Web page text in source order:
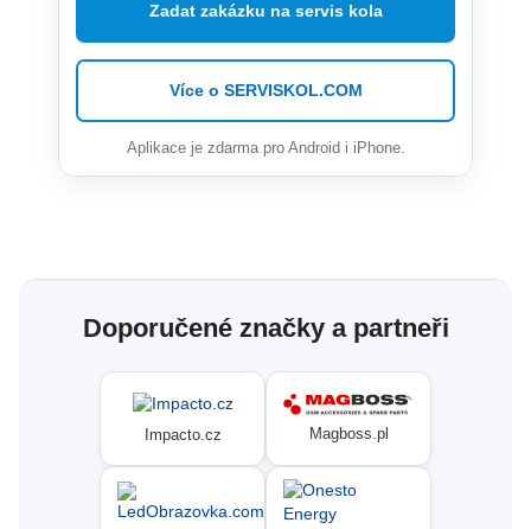
Zadat zakázku na servis kola
Více o SERVISKOL.COM
Aplikace je zdarma pro Android i iPhone.
Doporučené značky a partneři
Impacto.cz Magboss.pl